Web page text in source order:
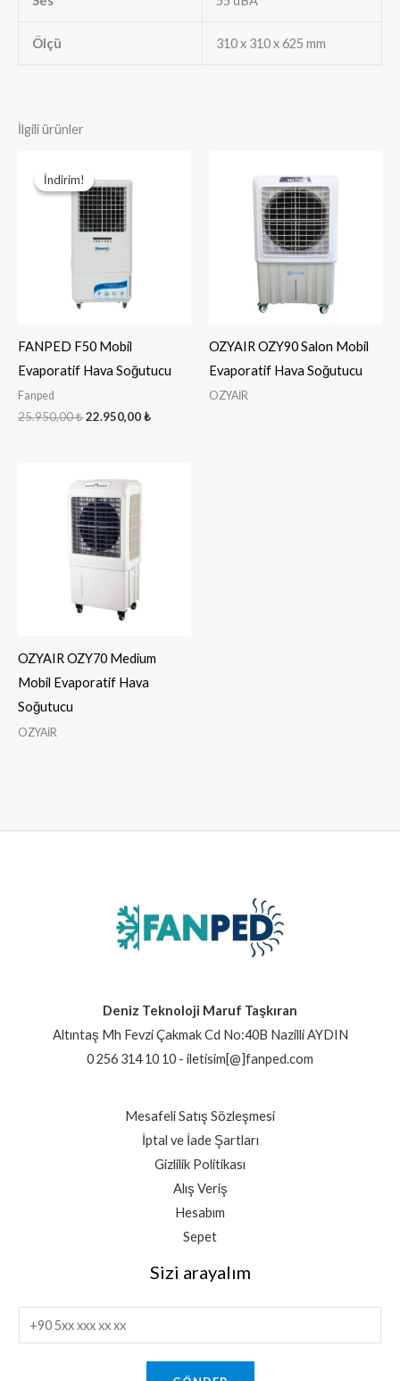
Ölçü 310 x 310 x 625 mm
İlgili ürünler
İndirim!
İndirim!
FANPED F50 Mobil
Evaporatif Hava Soğutucu
Fanped
25.950,00₺
25.950,00 ₺.
22.950,00₺
OZYAIR OZY90 Salon Mobil
Evaporatif Hava Soğutucu
OZYAİR
OZYAIR OZY70 Medium
Mobil Evaporatif Hava
Soğutucu
OZYAİR
Deniz Teknoloji Maruf Taşkıran
Altıntaş Mh Fevzi Çakmak Cd No:40B Nazilli AYDIN
0 256 314 10 10 - iletisim[@]fanped.com
Mesafeli Satış Sözleşmesi
İptal ve İade Şartları
Gizlilik Politikası
Alış Veriş
Hesabım
Sepet
Sizi arayalım
e